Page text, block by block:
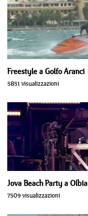
Freestyle a Golfo Aranci
5851 visualizzazioni
Jova Beach Party a Olbia
7509 visualizzazioni